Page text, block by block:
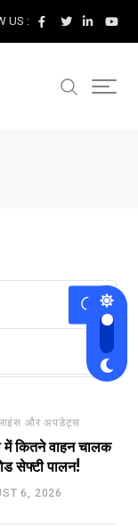
US :
और अपडेट्स
में कितने वाहन चालक
सेफ्टी पालन!
6, 2026